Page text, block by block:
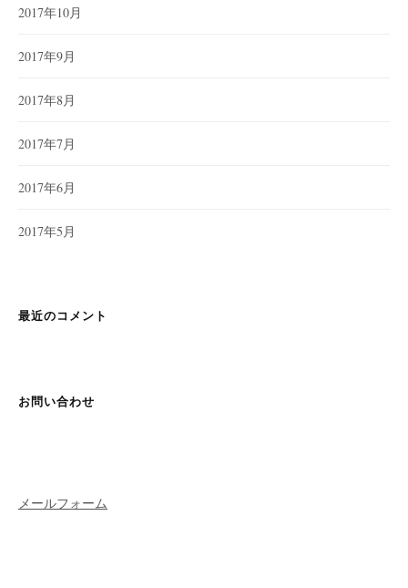
2017年10月
2017年9月
2017年8月
2017年7月
2017年6月
2017年5月
最近のコメント
お問い合わせ
メールフォーム